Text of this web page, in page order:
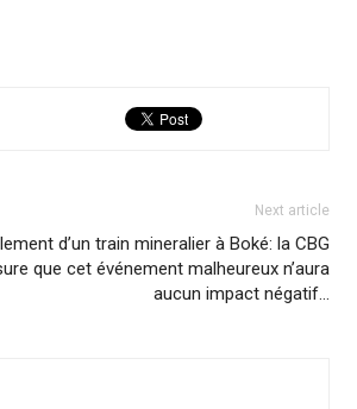
Next article
d’un train mineralier à Boké: la CBG
que cet événement malheureux n’aura
aucun impact négatif…